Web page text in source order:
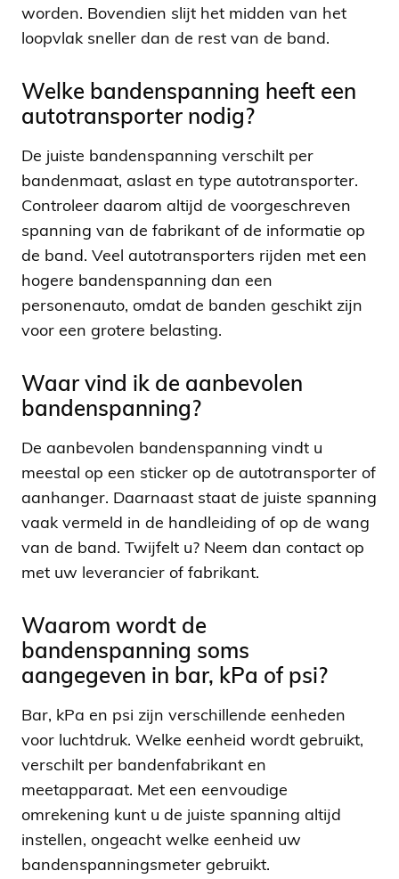
worden. Bovendien slijt het midden van het
loopvlak sneller dan de rest van de band.
Welke bandenspanning heeft een
autotransporter nodig?
De juiste bandenspanning verschilt per
bandenmaat, aslast en type autotransporter.
Controleer daarom altijd de voorgeschreven
spanning van de fabrikant of de informatie op
de band. Veel autotransporters rijden met een
hogere bandenspanning dan een
personenauto, omdat de banden geschikt zijn
voor een grotere belasting.
Waar vind ik de aanbevolen
bandenspanning?
De aanbevolen bandenspanning vindt u
meestal op een sticker op de autotransporter of
aanhanger. Daarnaast staat de juiste spanning
vaak vermeld in de handleiding of op de wang
van de band. Twijfelt u? Neem dan contact op
met uw leverancier of fabrikant.
Waarom wordt de
bandenspanning soms
aangegeven in bar, kPa of psi?
Bar, kPa en psi zijn verschillende eenheden
voor luchtdruk. Welke eenheid wordt gebruikt,
verschilt per bandenfabrikant en
meetapparaat. Met een eenvoudige
omrekening kunt u de juiste spanning altijd
instellen, ongeacht welke eenheid uw
bandenspanningsmeter gebruikt.